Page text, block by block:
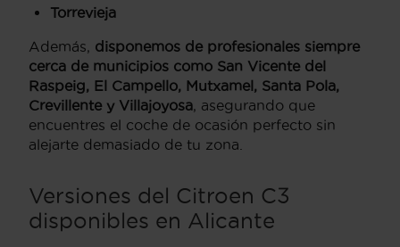
Torrevieja
Además, disponemos de profesionales siempre
cerca de municipios como San Vicente del
Raspeig, El Campello, Mutxamel, Santa Pola,
Crevillente y Villajoyosa , asegurando que
encuentres el coche de ocasión perfecto sin
alejarte demasiado de tu zona.
Versiones del Citroen C3
disponibles en Alicante